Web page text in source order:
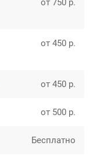
от 750 р.
от 450 р.
от 450 р.
от 500 р.
Бесплатно